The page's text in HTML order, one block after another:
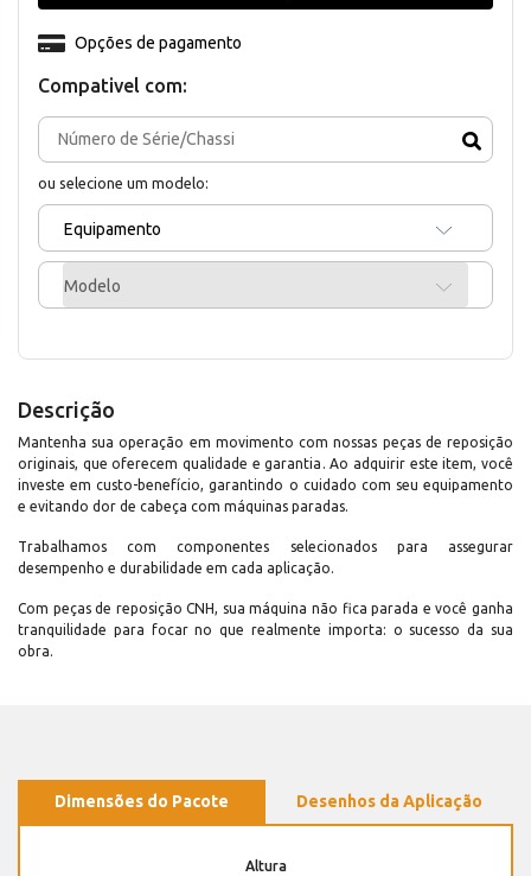
Compativel com:
ou selecione um modelo:
Equipamento
Modelo
Opções de pagamento
Descrição
Mantenha sua operação em movimento com nossas peças de reposição
originais, que oferecem qualidade e garantia. Ao adquirir este item, você
investe em custo-benefício, garantindo o cuidado com seu equipamento
e evitando dor de cabeça com máquinas paradas.
Trabalhamos com componentes selecionados para assegurar
desempenho e durabilidade em cada aplicação.
Com peças de reposição CNH, sua máquina não fica parada e você ganha
tranquilidade para focar no que realmente importa: o sucesso da sua
obra.
Dimensões do Pacote Desenhos da Aplicação
Altura